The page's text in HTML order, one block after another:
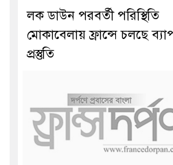
লক ডাউন পরবর্তী পরিস্থিতি
মোকাবেলায় ফ্রান্সে চলছে
প্রস্তুতি